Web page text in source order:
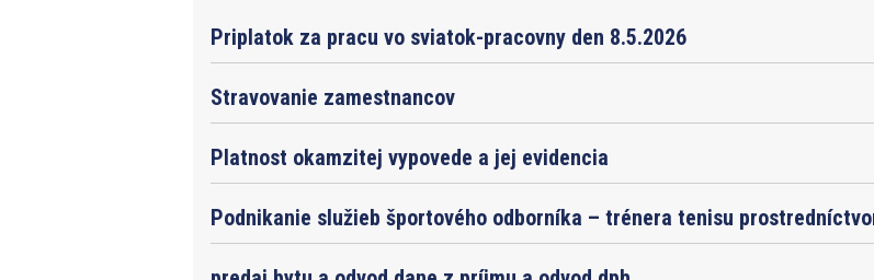
Priplatok za pracu vo sviatok-pracovny den 8.5.2026
Stravovanie zamestnancov
Platnost okamzitej vypovede a jej evidencia
Podnikanie služieb športového odborníka – trénera tenisu